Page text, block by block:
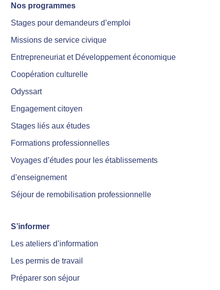
Nos programmes
Stages pour demandeurs d’emploi
Missions de service civique
Entrepreneuriat et Développement économique
Coopération culturelle
Odyssart
Engagement citoyen
Stages liés aux études
Formations professionnelles
Voyages d’études pour les établissements
d’enseignement
Séjour de remobilisation professionnelle
S’informer
Les ateliers d’information
Les permis de travail
Préparer son séjour